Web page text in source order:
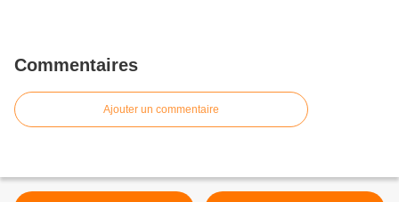
Commentaires
Ajouter un commentaire